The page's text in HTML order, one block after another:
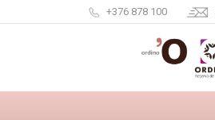
+376 878 100